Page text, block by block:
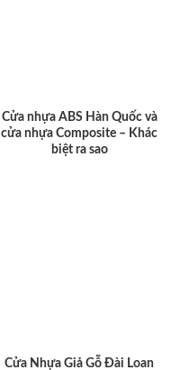
Cửa nhựa ABS Hàn Quốc và
cửa nhựa Composite – Khác
biệt ra sao
Cửa Nhựa Giả Gỗ Đài Loan